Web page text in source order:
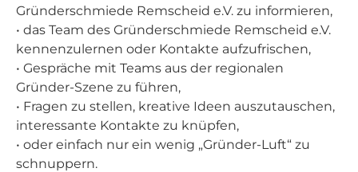
Gründerschmiede Remscheid e.V. zu informieren,
• das Team des Gründerschmiede Remscheid e.V.
kennenzulernen oder Kontakte aufzufrischen,
• Gespräche mit Teams aus der regionalen
Gründer-Szene zu führen,
• Fragen zu stellen, kreative Ideen auszutauschen,
interessante Kontakte zu knüpfen,
• oder einfach nur ein wenig „Gründer-Luft“ zu
schnuppern.